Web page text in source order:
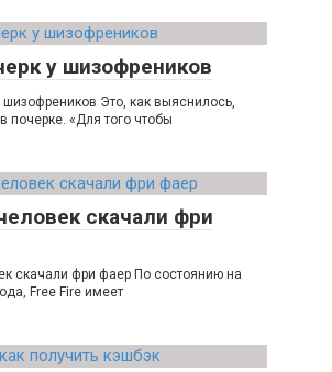
у шизофреников
шизофреников Это, как выяснилось,
почерке. «Для того чтобы
скачали фри
скачали фри фаер По состоянию на
Free Fire имеет